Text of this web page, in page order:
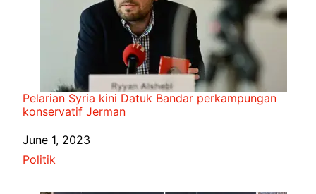
Pelarian Syria kini Datuk Bandar perkampungan
konservatif Jerman
Date
June 1, 2023
In relation to
Politik